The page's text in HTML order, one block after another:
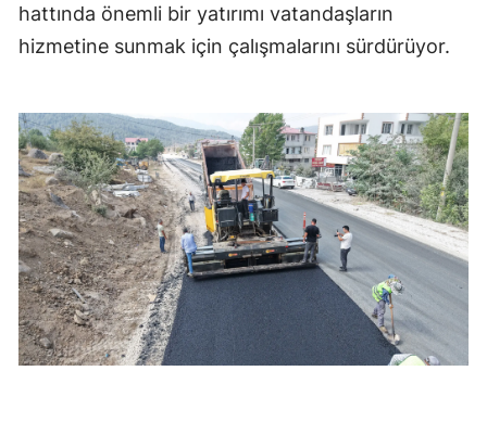
hattında önemli bir yatırımı vatandaşların
hizmetine sunmak için çalışmalarını sürdürüyor.